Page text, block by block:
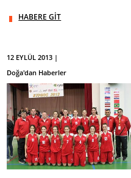
HABERE GİT
12 EYLÜL 2013 |
Doğa'dan Haberler